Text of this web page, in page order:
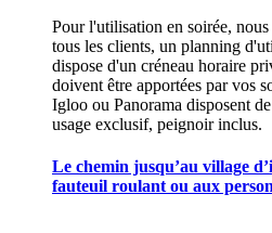
Pour l'utilisation en soirée,
tous les clients, un planning
dispose d'un créneau horaire
doivent être apportées par vos
Igloo ou Panorama disposent
usage exclusif, peignoir inclus.
Le chemin jusqu’au village
fauteuil roulant ou aux